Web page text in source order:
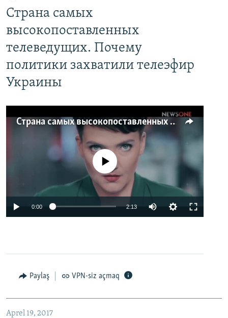
Страна самых
высокопоставленных
телеведущих. Почему
политики захватили телеэфир
Украины
Страна самых высокопоставленных телеведущих. Почему политики захватили телеэфир Украины
No media source currently available
0:00 2:13
Paylaş VPN-siz açmaq
Aprel 19, 2017